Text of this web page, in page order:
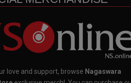
love and support, browse Nagaswara